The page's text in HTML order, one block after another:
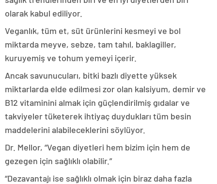
olarak kabul ediliyor.
Veganlık, tüm et, süt ürünlerini kesmeyi ve bol
miktarda meyve, sebze, tam tahıl, baklagiller,
kuruyemiş ve tohum yemeyi içerir.
Ancak savunucuları, bitki bazlı diyette yüksek
miktarlarda elde edilmesi zor olan kalsiyum, demir ve
B12 vitaminini almak için güçlendirilmiş gıdalar ve
takviyeler tüketerek ihtiyaç duydukları tüm besin
maddelerini alabileceklerini söylüyor.
Dr. Mellor, “Vegan diyetleri hem bizim için hem de
gezegen için sağlıklı olabilir.”
“Dezavantajı ise sağlıklı olmak için biraz daha fazla